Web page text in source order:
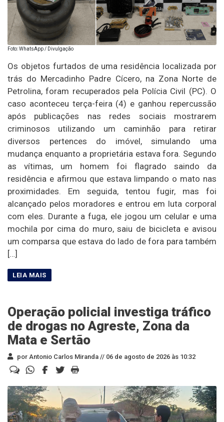
Foto: WhatsApp / Divulgação
Os objetos furtados de uma residência localizada por
trás do Mercadinho Padre Cícero, na Zona Norte de
Petrolina, foram recuperados pela Polícia Civil (PC). O
caso aconteceu terça-feira (4) e ganhou repercussão
após publicações nas redes sociais mostrarem
criminosos utilizando um caminhão para retirar
diversos pertences do imóvel, simulando uma
mudança enquanto a proprietária estava fora. Segundo
as vítimas, um homem foi flagrado saindo da
residência e afirmou que estava limpando o mato nas
proximidades. Em seguida, tentou fugir, mas foi
alcançado pelos moradores e entrou em luta corporal
com eles. Durante a fuga, ele jogou um celular e uma
mochila por cima do muro, saiu de bicicleta e avisou
um comparsa que estava do lado de fora para também
[…]
Operação policial investiga tráfico
de drogas no Agreste, Zona da
Mata e Sertão
por Antonio Carlos Miranda // 06 de agosto de 2026 às 10:32